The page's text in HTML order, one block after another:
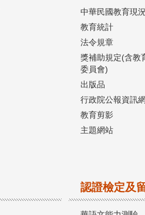
中華民國教育現
教育統計
法令規章
獎補助規定(含教
委員會)
出版品
行政院公報資訊網
教育剪影
主題網站
認證檢定及